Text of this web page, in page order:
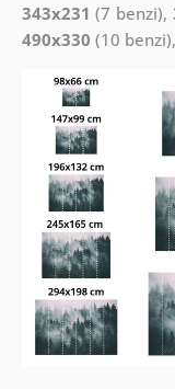
343x231 (7 benzi),
490x330 (10 benzi),